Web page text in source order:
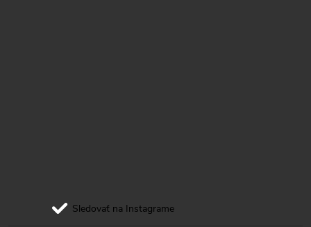
Sledovať na Instagrame